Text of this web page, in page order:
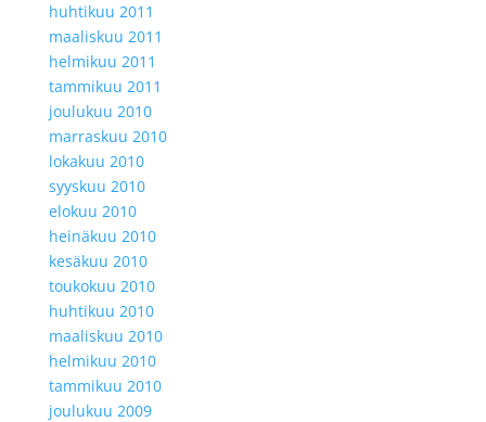
huhtikuu 2011
maaliskuu 2011
helmikuu 2011
tammikuu 2011
joulukuu 2010
marraskuu 2010
lokakuu 2010
syyskuu 2010
elokuu 2010
heinäkuu 2010
kesäkuu 2010
toukokuu 2010
huhtikuu 2010
maaliskuu 2010
helmikuu 2010
tammikuu 2010
joulukuu 2009